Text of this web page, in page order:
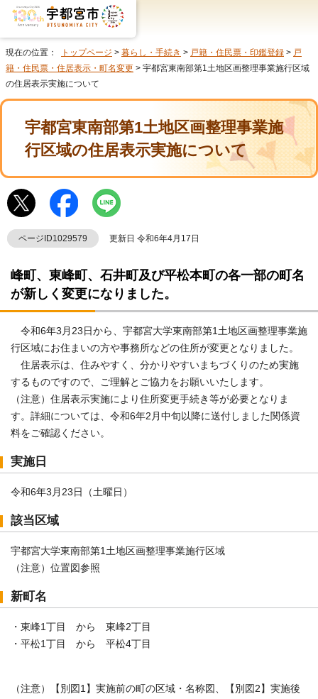
現在の位置： トップページ > 暮らし・手続き > 戸籍・住民票・印鑑登録 > 戸
籍・住民票・住居表示・町名変更 > 宇都宮東南部第1土地区画整理事業施行区域
の住居表示実施について
宇都宮東南部第1土地区画整理事業施
行区域の住居表示実施について
ページID1029579 更新日 令和6年4月17日
峰町、東峰町、石井町及び平松本町の各一部の町名
が新しく変更になりました。
令和6年3月23日から、宇都宮大学東南部第1土地区画整理事業施
行区域にお住まいの方や事務所などの住所が変更となりました。
住居表示は、住みやすく、分かりやすいまちづくりのため実施
するものですので、ご理解とご協力をお願いいたします。
（注意）住居表示実施により住所変更手続き等が必要となりま
す。詳細については、令和6年2月中旬以降に送付しました関係資
料をご確認ください。
実施日
令和6年3月23日（土曜日）
該当区域
宇都宮大学東南部第1土地区画整理事業施行区域
（注意）位置図参照
新町名
・東峰1丁目 から 東峰2丁目
・平松1丁目 から 平松4丁目
（注意）【別図1】実施前の町の区域・名称図、【別図2】実施後